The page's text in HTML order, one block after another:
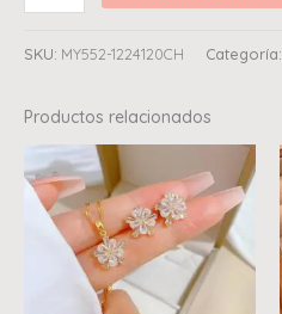
SKU: MY552-1224120CH Categoría:
Productos relacionados